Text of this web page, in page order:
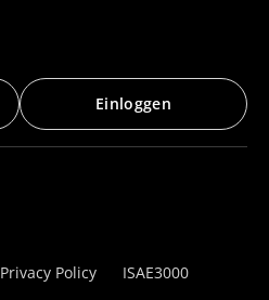
Einloggen
Privacy Policy ISAE3000